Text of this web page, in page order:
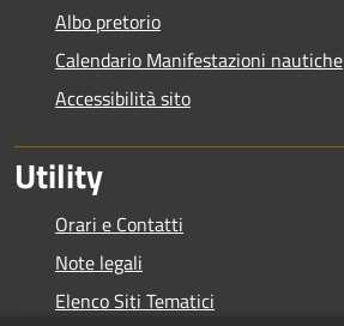
Albo pretorio
Calendario Manifestazioni nautiche
Accessibilità sito
Utility
Orari e Contatti
Note legali
Elenco Siti Tematici